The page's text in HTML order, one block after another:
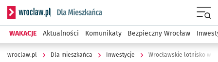
Serwis informacyjny wroclaw.pl podserwis: Dla mieszkańca
WAKACJE Aktualności Komunikaty Bezpieczny Wrocław
wroclaw.pl Dla mieszkańca Inwestycje Wrocławskie lotnisko w